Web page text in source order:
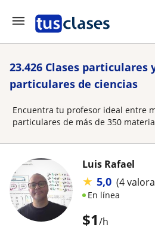
23.426 Clases particulares
particulares de ciencias
Encuentra tu profesor ideal entre
particulares de más de 350
$1/h
Luis Rafael
★ 5,0 (4
En línea